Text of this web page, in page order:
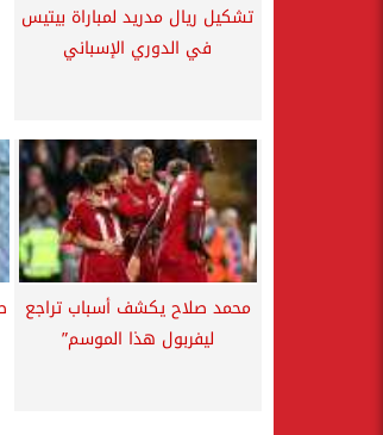
تشكيل ريال مدريد لمباراة بيتيس
في الدوري الإسباني
محمد صلاح يكشف أسباب تراجع
ليفربول هذا الموسم”